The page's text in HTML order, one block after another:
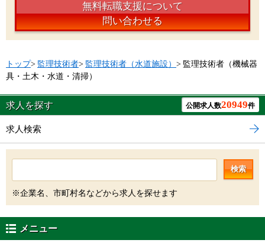
無料転職支援について
問い合わせる
トップ> 監理技術者> 監理技術者（水道施設） > 監理技術者（機械器
具・土木・水道・清掃）
求人を探す 公開求人数20949件
求人検索
検索
※企業名、市町村名などから求人を探せます
メニュー